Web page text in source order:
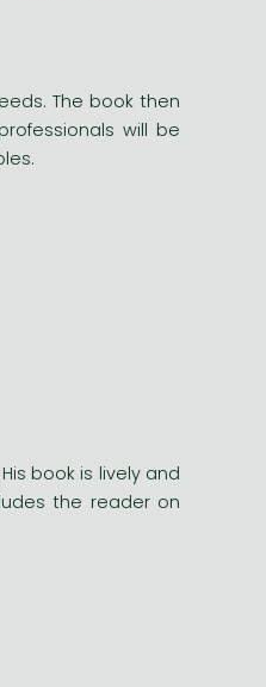
The book then
will be
book is lively and
the reader on